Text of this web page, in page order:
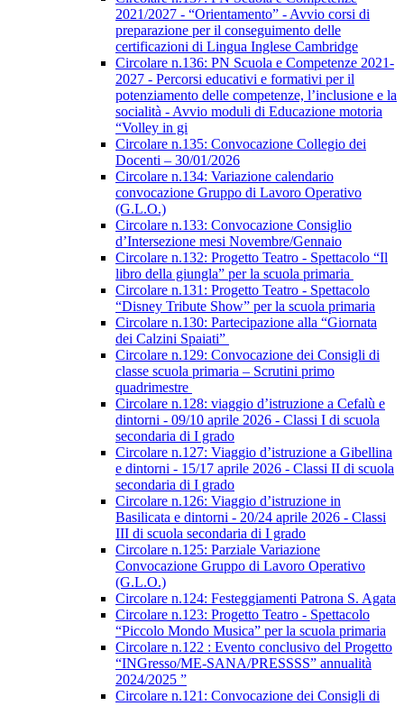
2021/2027 - “Orientamento” - Avvio corsi di
preparazione per il conseguimento delle
certificazioni di Lingua Inglese Cambridge
Circolare n.136: PN Scuola e Competenze 2021-
2027 - Percorsi educativi e formativi per il
potenziamento delle competenze, l’inclusione e la
socialità - Avvio moduli di Educazione motoria
“Volley in gi
Circolare n.135: Convocazione Collegio dei
Docenti – 30/01/2026
Circolare n.134: Variazione calendario
convocazione Gruppo di Lavoro Operativo
(G.L.O.)
Circolare n.133: Convocazione Consiglio
d’Intersezione mesi Novembre/Gennaio
Circolare n.132: Progetto Teatro - Spettacolo “Il
libro della giungla” per la scuola primaria
Circolare n.131: Progetto Teatro - Spettacolo
“Disney Tribute Show” per la scuola primaria
Circolare n.130: Partecipazione alla “Giornata
dei Calzini Spaiati”
Circolare n.129: Convocazione dei Consigli di
classe scuola primaria – Scrutini primo
quadrimestre
Circolare n.128: viaggio d’istruzione a Cefalù e
dintorni - 09/10 aprile 2026 - Classi I di scuola
secondaria di I grado
Circolare n.127: Viaggio d’istruzione a Gibellina
e dintorni - 15/17 aprile 2026 - Classi II di scuola
secondaria di I grado
Circolare n.126: Viaggio d’istruzione in
Basilicata e dintorni - 20/24 aprile 2026 - Classi
III di scuola secondaria di I grado
Circolare n.125: Parziale Variazione
Convocazione Gruppo di Lavoro Operativo
(G.L.O.)
Circolare n.124: Festeggiamenti Patrona S. Agata
Circolare n.123: Progetto Teatro - Spettacolo
“Piccolo Mondo Musica” per la scuola primaria
Circolare n.122 : Evento conclusivo del Progetto
“INGresso/ME-SANA/PRESSSS” annualità
2024/2025 ”
Circolare n.121: Convocazione dei Consigli di